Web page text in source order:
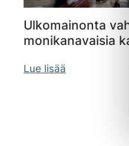
Ulkomainonta
monikanavaisia
Lue lisää